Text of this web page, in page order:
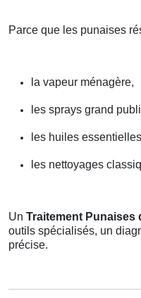
Parce que les punaises
la vapeur ménagère,
les sprays grand
les huiles
les nettoyages
Un Traitement Punaises
outils spécialisés, un
précise.